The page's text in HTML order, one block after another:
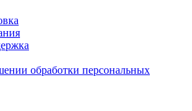
обработки персональных